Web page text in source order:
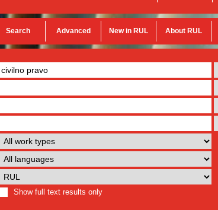
Search Advanced New in RUL About RUL
Show full text results only